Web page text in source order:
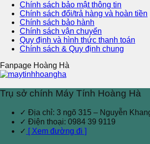
Chính sách bảo mật thông tin
Chính sách đổi/trả hàng và hoàn tiền
Chính sách bảo hành
Chính sách vận chuyển
Quy định và hình thức thanh toán
Chính sách & Quy định chung
Fanpage Hoàng Hà
Trụ sở chính Máy Tính Hoàng Hà
✓ Địa chỉ: 3 ngõ 315 – Nguyễn
✓ Điện thoại: 0984 39 9119
✓ [ Xem đường đi ]